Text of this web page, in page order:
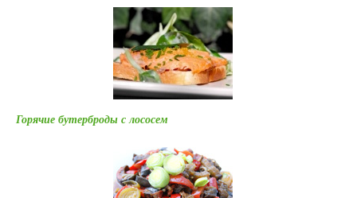
Горячие бутерброды с лососем